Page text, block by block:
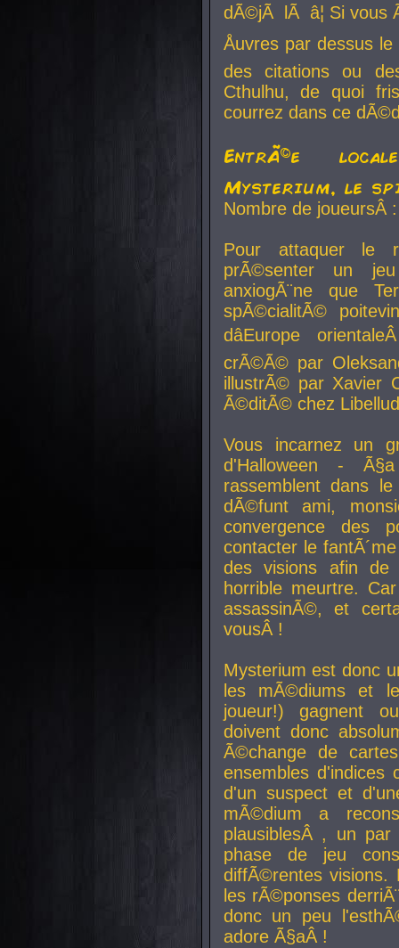
dÃ©jÃ lÃ â¦ Si vous
Åuvres par dessus
des citations ou
Cthulhu, de quoi
courrez dans ce
EntrÃ©e
Mysterium, le
Nombre de
Pour attaquer le
prÃ©senter un
anxiogÃ¨ne que
spÃ©cialitÃ©
dâEurope
crÃ©Ã© par
illustrÃ© par Xavier
Ã©ditÃ© chez
Vous incarnez un
d'Halloween -
rassemblent dans
dÃ©funt ami,
convergence des
contacter le
des visions afin
horrible meurtre.
assassinÃ©, et
vousÂ !
Mysterium est donc
les mÃ©diums et
joueur!) gagnent
doivent donc
Ã©change de
ensembles d'indices
d'un suspect et
mÃ©dium a
plausiblesÂ , un par
phase de jeu
diffÃ©rentes visions.
les rÃ©ponses
donc un peu
adore Ã§aÂ !